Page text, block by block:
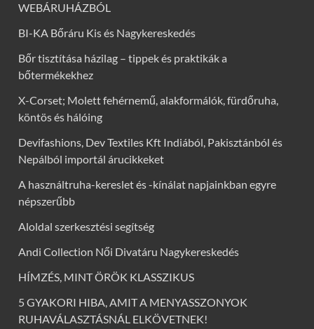
WEBÁRUHÁZBÓL
BI-KA Bőráru Kis és Nagykereskedés
Bőr tisztítása házilag – tippek és praktikák a
bőtermékekhez
X-Corset; Molett fehérnemű, alakformálók, fürdőruha,
köntös és hálóing
Devifashions, Dev Textiles Kft Indiából, Pakisztánból és
Nepálból importál árucikkeket
A használtruha-kereslet és -kínálat napjainkban egyre
népszerűbb
Aloldal szerkesztési segítség
Andi Collection Női Divatáru Nagykereskedés
HÍMZÉS, MINT ÖRÖK KLASSZIKUS
5 GYAKORI HIBA, AMIT A MENYASSZONYOK
RUHAVÁLASZTÁSNÁL ELKÖVETNEK!